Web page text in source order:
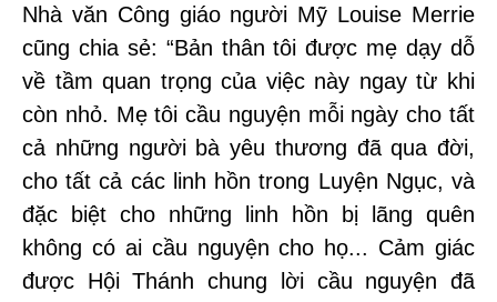
Nhà văn Công giáo người Mỹ Louise Merrie
cũng chia sẻ: “Bản thân tôi được mẹ dạy dỗ
về tầm quan trọng của việc này ngay từ khi
còn nhỏ. Mẹ tôi cầu nguyện mỗi ngày cho tất
cả những người bà yêu thương đã qua đời,
cho tất cả các linh hồn trong Luyện Ngục, và
đặc biệt cho những linh hồn bị lãng quên
không có ai cầu nguyện cho họ... Cảm giác
được Hội Thánh chung lời cầu nguyện đã